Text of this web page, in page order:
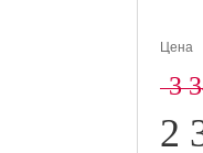
Цена
3
2